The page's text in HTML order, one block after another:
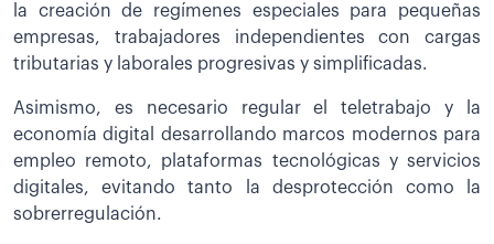
la creación de regímenes especiales para pequeñas
empresas, trabajadores independientes con cargas
tributarias y laborales progresivas y simplificadas.
Asimismo, es necesario regular el teletrabajo y la
economía digital desarrollando marcos modernos para
empleo remoto, plataformas tecnológicas y servicios
digitales, evitando tanto la desprotección como la
sobrerregulación.